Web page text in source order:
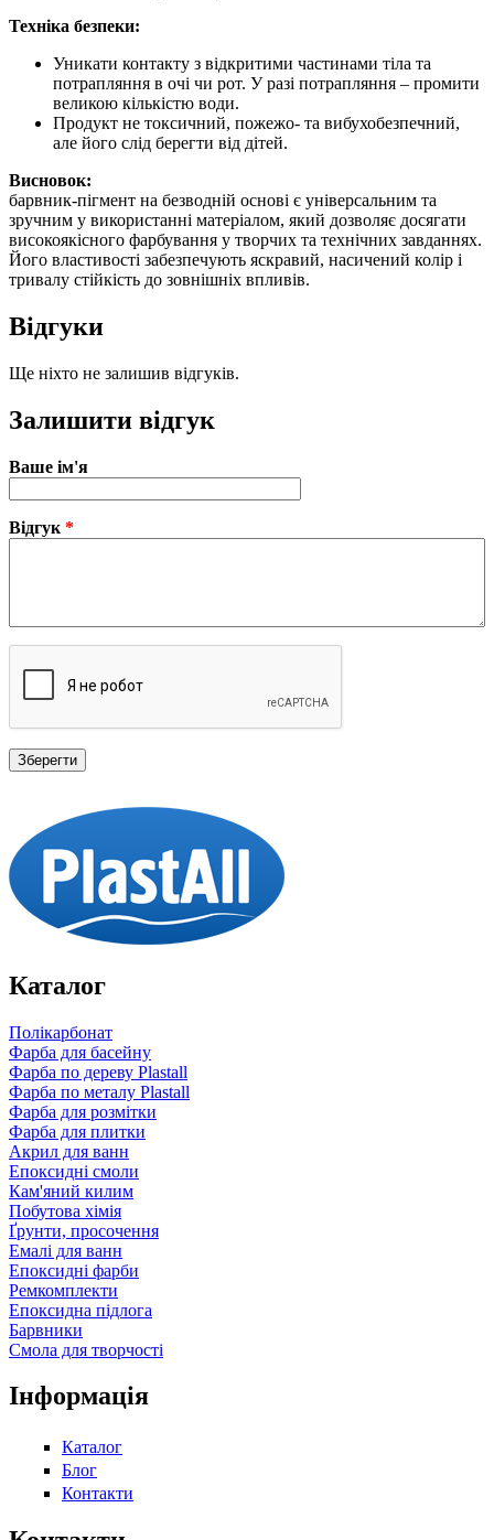
Техніка безпеки:
Уникати контакту з відкритими частинами тіла та
потрапляння в очі чи рот. У разі потрапляння – промити
великою кількістю води.
Продукт не токсичний, пожежо- та вибухобезпечний,
але його слід берегти від дітей.
Висновок:
барвник-пігмент на безводній основі є універсальним та
зручним у використанні матеріалом, який дозволяє досягати
високоякісного фарбування у творчих та технічних завданнях.
Його властивості забезпечують яскравий, насичений колір і
тривалу стійкість до зовнішніх впливів.
Відгуки
Ще ніхто не залишив відгуків.
Залишити відгук
Ваше ім'я
Відгук *
Каталог
Полікарбонат
Фарба для басейну
Фарба по дереву Plastall
Фарба по металу Plastall
Фарба для розмітки
Фарба для плитки
Акрил для ванн
Епоксидні смоли
Кам'яний килим
Побутова хімія
Ґрунти, просочення
Емалі для ванн
Епоксидні фарби
Ремкомплекти
Епоксидна підлога
Барвники
Смола для творчості
Інформація
Каталог
Блог
Контакти